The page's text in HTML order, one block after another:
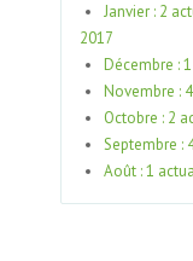
Janvier : 2
2017
Décembre :
Novembre :
Octobre : 2
Septembre :
Août : 1